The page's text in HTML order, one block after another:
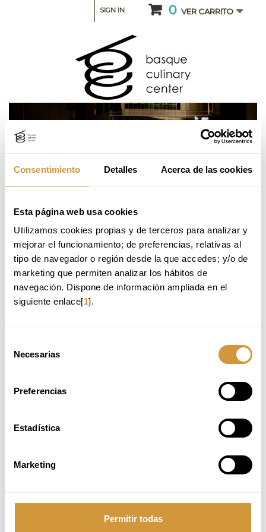
Consentimiento Detalles Acerca de las cookies
Esta página web usa cookies
Utilizamos cookies propias y de terceros para analizar y
mejorar el funcionamiento; de preferencias, relativas al
tipo de navegador o región desde la que accedes; y/o de
marketing que permiten analizar los hábitos de
navegación. Dispone de información ampliada en el
siguiente enlace[1].
Necesarias
Preferencias
Estadística
Marketing
Permitir todas
0 VER CARRITO
SIGN IN
CATEGORIA: CURSOS DE ESPECIALIZACIÓN
Gestión de Restaurantes Octubre 26-27
(Online)
Volver a Oferta Formativa
TE RECOMENDAMOS:
DIPLOMA DE EXPERTO O EXPERTA EN MARKETING,
GASTRONOMY TOURISM EXPERIENCE DESIGN 26-27
CURSO DE GESTIÓN DE SALA Y EXPERIENCIA DE